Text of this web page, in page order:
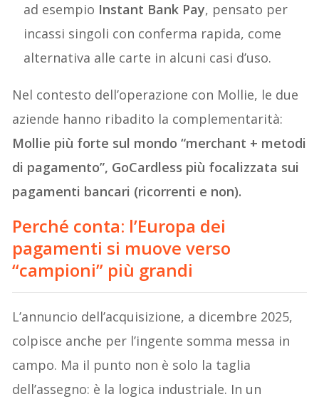
ad esempio Instant Bank Pay, pensato per
incassi singoli con conferma rapida, come
alternativa alle carte in alcuni casi d’uso.
Nel contesto dell’operazione con Mollie, le due
aziende hanno ribadito la complementarità:
Mollie più forte sul mondo “merchant + metodi
di pagamento”, GoCardless più focalizzata sui
pagamenti bancari (ricorrenti e non).
Perché conta: l’Europa dei
pagamenti si muove verso
“campioni” più grandi
L’annuncio dell’acquisizione, a dicembre 2025,
colpisce anche per l’ingente somma messa in
campo. Ma il punto non è solo la taglia
dell’assegno: è la logica industriale. In un